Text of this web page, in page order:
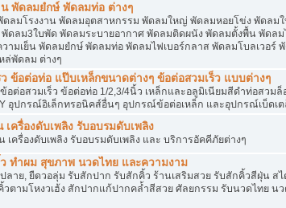
น พัดลมยํกษ์ พัดลมท่อ ต่างๆ
ลมโรงงาน พัดลมอุตสาหกรรม พัดลมใหญ่ พัดลมหอยโข่ง พัดลม
ดลม3ใบพัด พัดลมระบายอากาศ พัดลมติดผนัง พัดลมตั้งพื้น พัดลม
ามเย็น พัดลมยํกษ์ พัดลมท่อ พัดลมไฟเบอร์กลาส พัดลมโบลเวอร์
ล่พัดลม ต่างๆ
ข้อต่อท่อ แป๊บเหล็กขนาดต่างๆ ข้อต่อสวมเร็ว แบบต่างๆ
อต่อสวมเร็ว ข้อต่อท่อ 1/2,3/4นิ้ว เหล็กและอลูมิเนียมสีดำท่อสวมล็
อุปกรณ์อิเล็กทรอนิคส์อื่นๆ อุปกรณ์ข้อต่อเหล็ก และอุปกรณ์เบ็ดเต
เครื่องดับเพลิง รับอบรมดับเพลิง
เครื่องดับเพลิง รับอบรมดับเพลิง และ บริการอัคคีภัยต่างๆ
ทำผม สุขภาพ นวดไทย และความงาม
ลาย, ยืดวอลุ่ม รับสักปาก รับสักคิ้ว ร้านเสริมสวย รับสักคิ้วสีฝุ่น สไ
วตามโหงวเฮ้ง สักปากแก้ปากคล้ำสีสวย ศัลยกรรม รับนวดไทย น